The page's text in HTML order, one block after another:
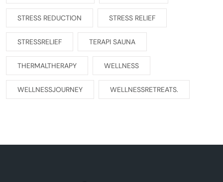
STRESS REDUCTION STRESS RELIEF
STRESSRELIEF TERAPI SAUNA
THERMALTHERAPY WELLNESS
WELLNESSJOURNEY WELLNESSRETREATS.